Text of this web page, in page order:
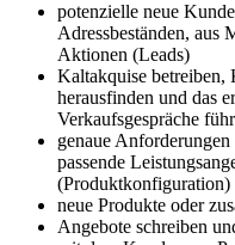
potenzielle neue
Adressbeständen, aus
Aktionen (Leads)
Kaltakquise betreiben,
herausfinden und das
Verkaufsgespräche
genaue
passende
(Produktkonfiguration)
neue Produkte oder
Angebote schreiben